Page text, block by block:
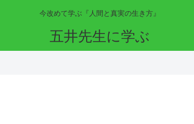
今改めて学ぶ『人間と真実の生き方』
五井先生に学ぶ